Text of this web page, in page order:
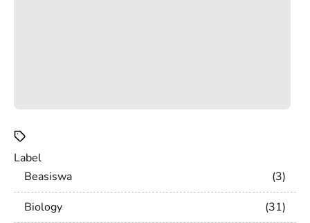
Label
Beasiswa
3
Biology
31